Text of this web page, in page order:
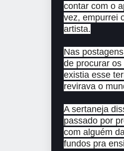
contar com o
vez, empurrei
artista.
Nas
de procurar
existia esse
revirava o
A sertaneja
passado por
com alguém
fundos pra